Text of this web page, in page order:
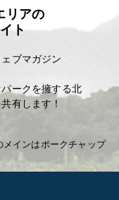
￥7425
￥6600
￥5830
￥5170
￥
リアの
ト
ブマガジン
ークを擁する北
有します！
インはポークチャップ